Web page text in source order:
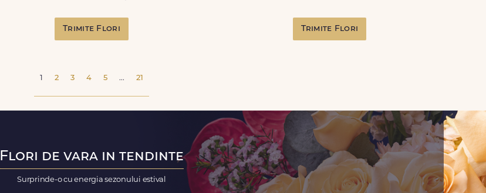
Trimite Flori Trimite Flori
1 2 3 4 5 ... 21
Flori de vara in tendinte
Surprinde-o cu energia sezonului estival